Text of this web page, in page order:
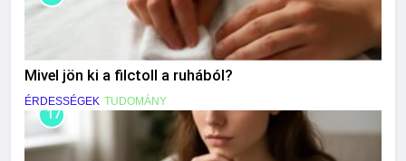
Mivel jön ki a filctoll a ruhából?
ÉRDESSÉGEK TUDOMÁNY
17